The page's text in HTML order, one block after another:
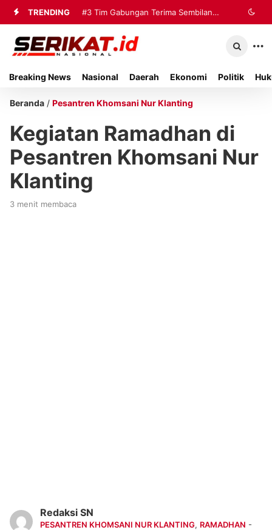
TRENDING #3 Tim Gabungan Terima Sembilan
Korban Evakuasi KM Mutiara Sentosa
Breaking News Nasional Daerah Ekonomi Politik
Beranda / Pesantren Khomsani Nur Klanting
Kegiatan Ramadhan di
Pesantren Khomsani Nur
Klanting
3 menit membaca
Redaksi SN
PESANTREN KHOMSANI NUR KLANTING, RAMADHAN -